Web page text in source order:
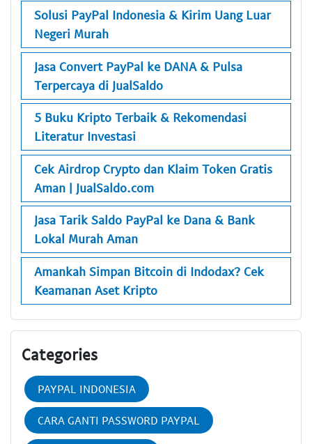
Solusi PayPal Indonesia & Kirim Uang Luar
Negeri Murah
Jasa Convert PayPal ke DANA & Pulsa
Terpercaya di JualSaldo
5 Buku Kripto Terbaik & Rekomendasi
Literatur Investasi
Cek Airdrop Crypto dan Klaim Token Gratis
Aman | JualSaldo.com
Jasa Tarik Saldo PayPal ke Dana & Bank
Lokal Murah Aman
Amankah Simpan Bitcoin di Indodax? Cek
Keamanan Aset Kripto
Categories
PAYPAL INDONESIA
CARA GANTI PASSWORD PAYPAL